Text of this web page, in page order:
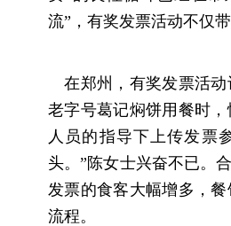
流”，有奖发票活动不仅
在郑州，有奖发票活动
老字号葛记焖饼用餐时
人员的指导下上传发票
头。”陈女士兴奋不已。
发票的食客大幅增多，
流程。